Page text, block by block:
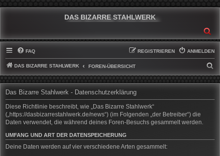
DAS BIZARRE STAHLWERK
FAQ ANMELDEN
REGISTRIEREN
DAS BIZARRE STAHLWERK FOREN-ÜBERSICHT
U
H
Das Bizarre Stahlwerk - Datenschutzerklärung
Diese Richtlinie beschreibt, wie „Das Bizarre Stahlwerk“
(„https://dasbizarrestahlwerk.de/news“) (im Folgenden „der Betreiber“) die
Daten verwendet, die während deines Foren-Besuchs gesammelt werden.
UMFANG UND ART DER DATENSPEICHERUNG
Deine Daten werden auf vier verschiedene Arten gesammelt: